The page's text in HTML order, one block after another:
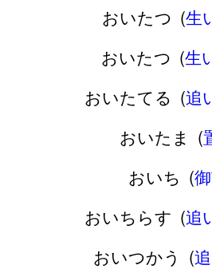
おいたつ (生
おいたつ (生
おいたてる (追
おいたま (
おいち (
おいちらす (追
おいつかう (